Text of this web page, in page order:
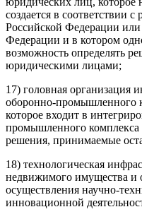
создается в соответствии
Российской Федерации
Федерации и в котором
возможность определять
юридическими лицами;
17) головная организация
оборонно-промышленного
которое входит в
промышленного комплекса
решения, принимаемые
18) технологическая
недвижимого имущества и
осуществления научно-
инновационной